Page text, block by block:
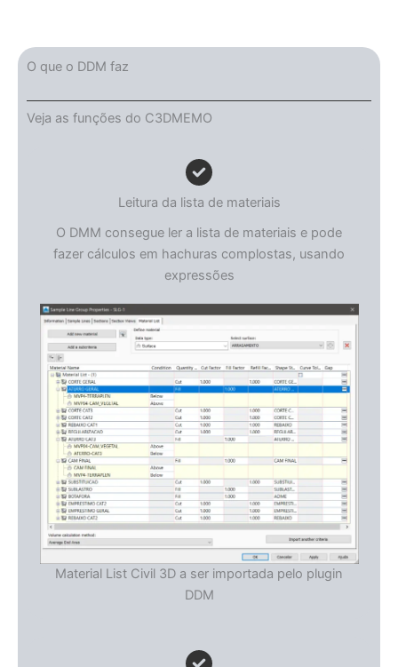
O que o DDM faz
Veja as funções do C3DMEMO
Leitura da lista de materiais
O DMM consegue ler a lista de materiais e pode
fazer cálculos em hachuras complostas, usando
expressões
Material List Civil 3D a ser importada pelo plugin
DDM